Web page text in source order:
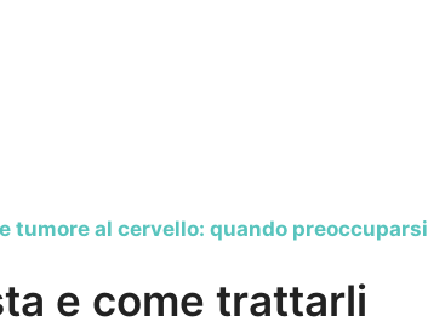
tumore al cervello: quando preoccuparsi
e come trattarli